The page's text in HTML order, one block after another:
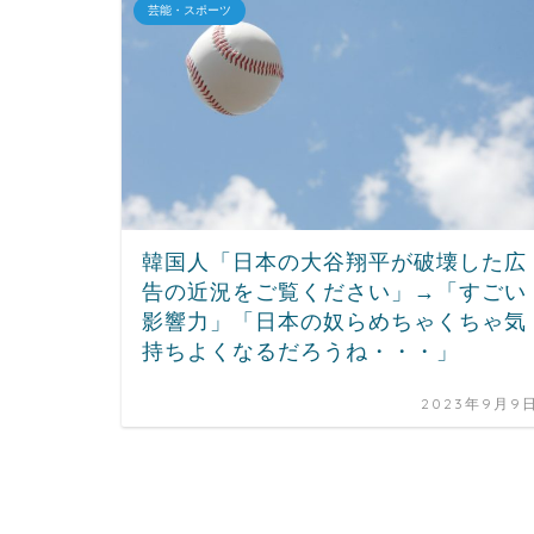
芸能・スポーツ
韓国人「日本の大谷翔平が破壊した広
告の近況をご覧ください」→「すごい
影響力」「日本の奴らめちゃくちゃ気
持ちよくなるだろうね・・・」
2023年9月9